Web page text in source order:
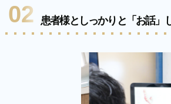
02 患者様としっかりと「お話」